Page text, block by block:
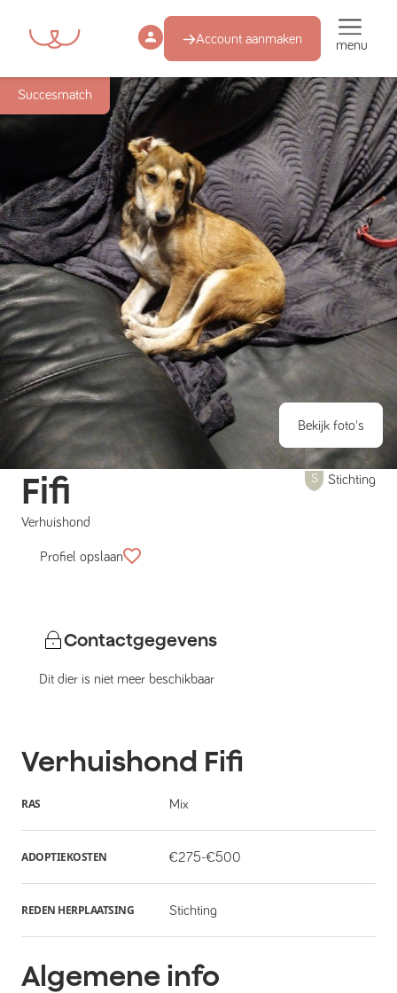
Account aanmaken menu
Succesmatch
Bekijk foto's
Fifi
Verhuishond
Stichting
Profiel opslaan
Contactgegevens
Dit dier is niet meer beschikbaar
Verhuishond Fifi
RAS Mix
ADOPTIEKOSTEN €275-€500
REDEN HERPLAATSING Stichting
Algemene info